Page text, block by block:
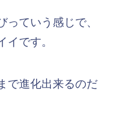
ていう感じで、
です。
で進化出来るのだ